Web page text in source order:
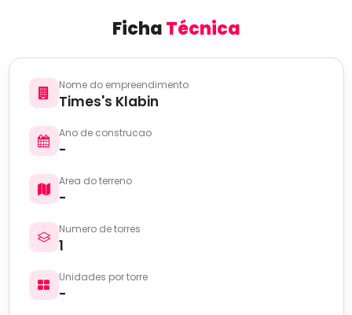
FichaTécnica
Nome do empreendimento
Times's Klabin
Ano de construcao
-
Area do terreno
-
Numero de torres
1
Unidades por torre
-